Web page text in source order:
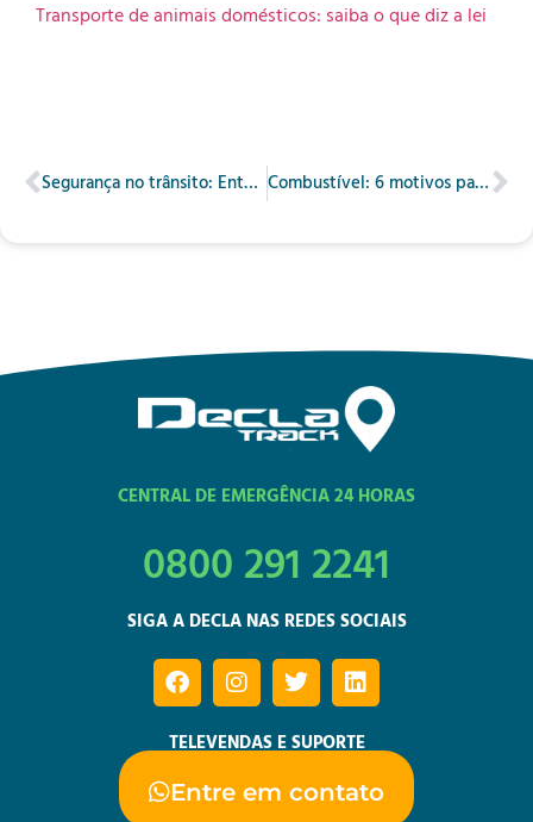
Transporte de animais domésticos: saiba o que diz a lei
Segurança no trânsito: Entenda os limites de velocidade Combustível: 6 motivos para não dirigir na reserva
CENTRAL DE EMERGÊNCIA 24 HORAS
0800 291 2241
SIGA A DECLA NAS REDES SOCIAIS
TELEVENDAS E SUPORTE
Entre em contato